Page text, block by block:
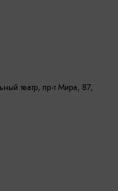
театр, пр-т Мира, 87,